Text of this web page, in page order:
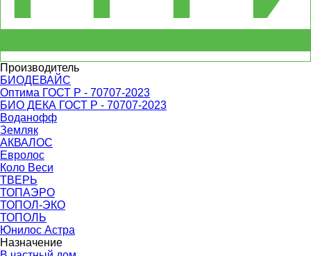
Производитель
БИОДЕВАЙС
Оптима ГОСТ Р - 70707-2023
БИО ДЕКА ГОСТ Р - 70707-2023
Воданофф
Земляк
АКВАЛОС
Евролос
Коло Веси
ТВЕРЬ
ТОПАЭРО
ТОПОЛ-ЭКО
ТОПОЛЬ
Юнилос Астра
Назначение